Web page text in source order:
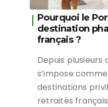
Pourquoi le
destination
français ?
Depuis plusieurs
s’impose comme
destinations
retraités